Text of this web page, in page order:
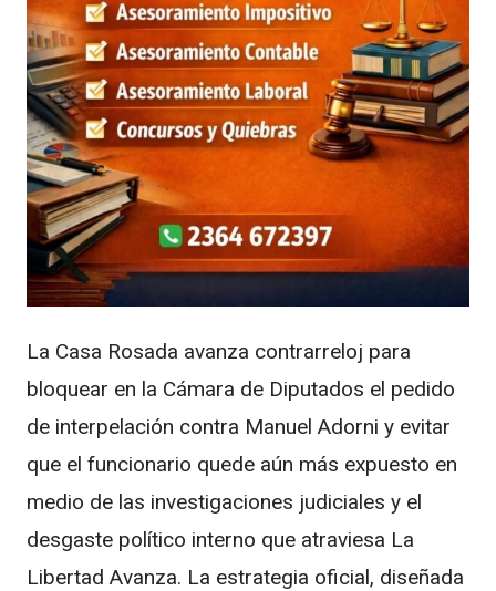
La Casa Rosada avanza contrarreloj para
bloquear en la Cámara de Diputados el pedido
de interpelación contra Manuel Adorni y evitar
que el funcionario quede aún más expuesto en
medio de las investigaciones judiciales y el
desgaste político interno que atraviesa La
Libertad Avanza. La estrategia oficial, diseñada